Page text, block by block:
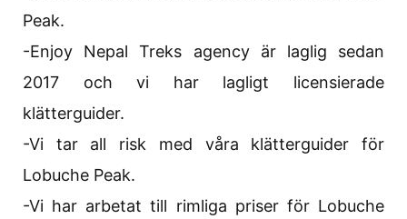
Peak.
-Enjoy Nepal Treks agency är laglig sedan
2017 och vi har lagligt licensierade
klätterguider.
-Vi tar all risk med våra klätterguider för
Lobuche Peak.
-Vi har arbetat till rimliga priser för Lobuche